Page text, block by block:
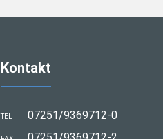
Kontakt
TEL 07251/9369712-0